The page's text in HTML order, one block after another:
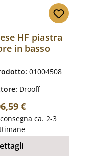
HF piastra
in basso
01004508
Drooff
normale:
€
ca. 2-3